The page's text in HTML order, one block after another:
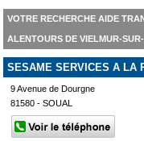
VOTRE RECHERCHE AIDE
ALENTOURS DE VIELMUR-
SESAME SERVICES A LA
9 Avenue de Dourgne
81580 - SOUAL